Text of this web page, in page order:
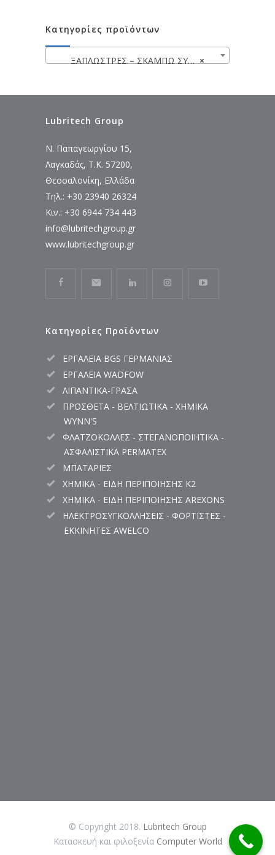
Κατηγορίες προϊόντων
×
ΞΑΠΛΩΣΤΡΕΣ – ΣΚΑΜΠΩ ΣΥΝΕΡΓΕΙΟΥ
Lubritech Group
Ν. Παπαγεωργίου 15,
Λαγκαδάς, Τ.Κ. 57200,
Θεσσαλονίκη, Ελλάδα
Τηλ.: +30 23940 26324
Κιν.: +30 6944 734 443
info@lubritechgroup.gr
www.lubritechgroup.gr
Κατηγορίες Προϊόντων
ΕΡΓΑΛΕΙΑ BGS ΓΕΡΜΑΝΙΑΣ
ΕΡΓΑΛΕΙΑ WADFOW
ΛΙΠΑΝΤΙΚΑ-ΓΡΑΣΑ
ΠΡΟΣΘΕΤΑ - ΒΕΛΤΙΩΤΙΚΑ - ΧΗΜΙΚΑ
WYNN'S
ΦΛΑΤΖΟΚΟΛΛΕΣ - ΣΤΕΓΑΝΟΠΟΙΗΤΙΚΑ -
ΑΣΦΑΛΙΣΤΙΚΑ PERMATEX
ΜΠΑΤΑΡΙΕΣ
ΧΗΜΙΚΑ - ΕΙΔΗ ΠΕΡΙΠΟΙΗΣΗΣ K2
ΧΗΜΙΚΑ - ΕΙΔΗ ΠΕΡΙΠΟΙΗΣΗΣ AREXONS
ΗΛΕΚΤΡΟΣΥΓΚΟΛΛΗΣΕΙΣ - ΦΟΡΤΙΣΤΕΣ -
ΕΚΚΙΝΗΤΕΣ AWELCO
© Copyright 2018. Lubritech Group
Κατασκευή και φιλοξενία Computer World